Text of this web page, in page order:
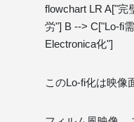
flowchart LR A["完
労"] B --> C["Lo-fi
Electronica化"]
このLo-fi化は映像